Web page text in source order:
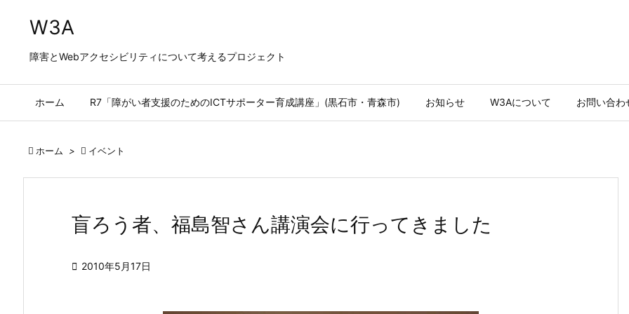
W3A
障害とWebアクセシビリティについて考えるプロジェクト
ホーム R7「障がい者支援のためのICTサポーター育成講座」(黒石市・青森市) お知らせ W3Aについて お問い合わ
 ホーム >  イベント
盲ろう者、福島智さん講演会に行ってきました
 2010年5月17日